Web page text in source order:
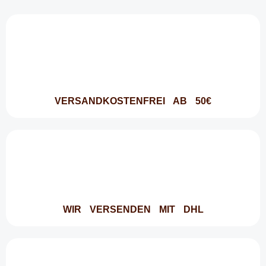
VERSANDKOSTENFREI AB 50€
WIR VERSENDEN MIT DHL